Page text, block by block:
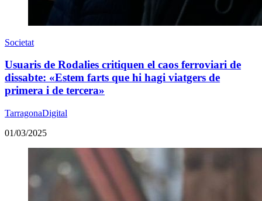
Societat
Usuaris de Rodalies critiquen el caos ferroviari de
dissabte: «Estem farts que hi hagi viatgers de
primera i de tercera»
TarragonaDigital
01/03/2025